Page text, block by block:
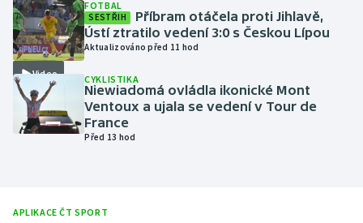
Olympijské hry
Parasport
Plavání
Plážový volejbal
Video
FOTBAL
SESTŘIH
Příbram otáčela proti Jihlavě,
Ústí ztratilo vedení 3:0 s Českou Lípou
Aktualizováno před 11 hod
CYKLISTIKA
Niewiadomá ovládla ikonické Mont
Ventoux a ujala se vedení v Tour de
France
Před 13 hod
APLIKACE ČT SPORT